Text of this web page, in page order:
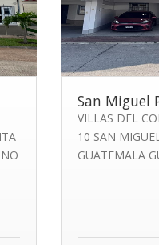
San Miguel
VILLAS DEL
10 SAN
GUATEMALA